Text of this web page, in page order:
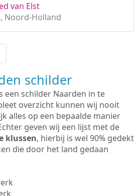
van Elst
Noord-Holland
schilder
een schilder Naarden in te
overzicht kunnen wij nooit
alles op een bepaalde manier
geven wij een lijst met de
klussen, hierbij is wel 90% gedekt
die door het land gedaan